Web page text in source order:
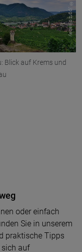
Blick auf Krems und
© jggrz pixabay
oder einfach
Sie in unserem
praktische Tipps
sich auf